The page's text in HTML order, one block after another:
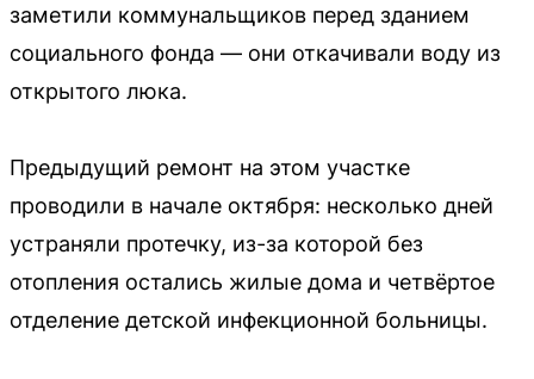
заметили коммунальщиков перед зданием
социального фонда — они откачивали воду из
открытого люка.
Предыдущий ремонт на этом участке
проводили в начале октября: несколько дней
устраняли протечку, из-за которой без
отопления остались жилые дома и четвёртое
отделение детской инфекционной больницы.